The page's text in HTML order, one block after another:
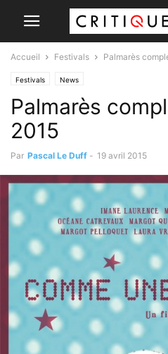
Accueil Festivals Palmarès
Festivals News
Palmarès
2015
Par Pascal Le Duff - 19 avril 2015